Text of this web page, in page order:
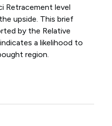
Retracement level
upside. This brief
by the Relative
a likelihood to
region.